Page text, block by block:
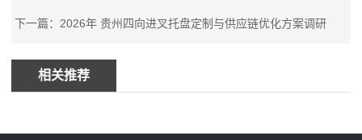
下一篇：2026年 贵州四向进叉托盘定制与供应链优化方案调研
相关推荐